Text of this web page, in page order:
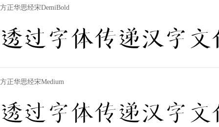
方正华思经宋DemiBold
透过字体传递汉字文
方正华思经宋Medium
透过字体传递汉字文